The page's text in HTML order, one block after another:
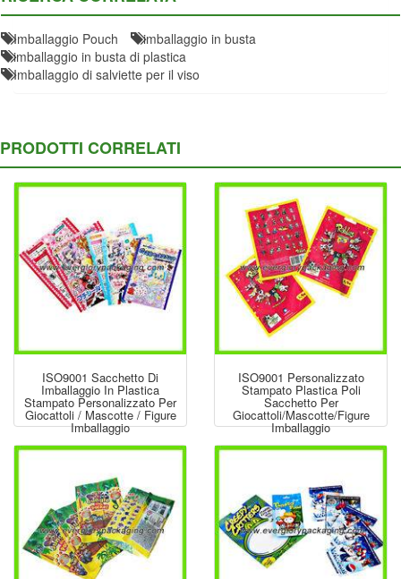
Imballaggio Pouch
imballaggio in busta
imballaggio in busta di plastica
Imballaggio di salviette per il viso
PRODOTTI CORRELATI
ISO9001 Sacchetto Di
Imballaggio In Plastica
Stampato Personalizzato Per
Giocattoli / Mascotte / Figure
Imballaggio
ISO9001 Personalizzato
Stampato Plastica Poli
Sacchetto Per
Giocattoli/Mascotte/figure
Imballaggio